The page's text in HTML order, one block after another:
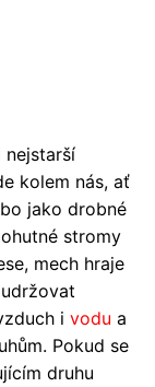
nejstarší
kolem nás, ať
jako drobné
stromy
mech hraje
i vodu a
Pokud se
druhu